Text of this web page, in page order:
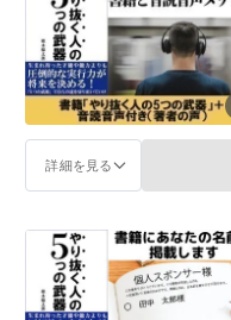
詳細を見る